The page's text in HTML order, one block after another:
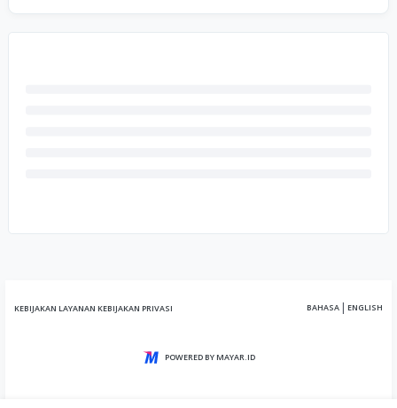
KEBIJAKAN LAYANAN KEBIJAKAN PRIVASI BAHASA | ENGLISH
POWERED BY MAYAR.ID